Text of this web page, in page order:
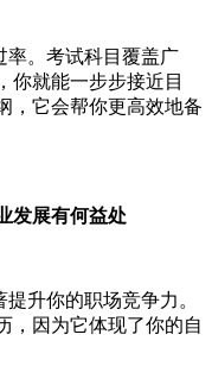
。考试科目覆盖广
你就能一步步接近目
，它会帮你更高效地备
展有何益处
升你的职场竞争力。
，因为它体现了你的自